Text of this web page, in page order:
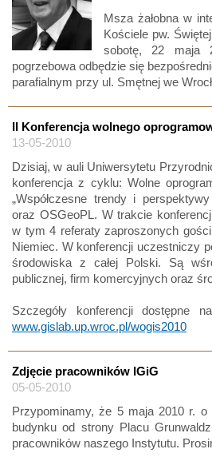
Msza żałobna w
Kościele pw.
sobotę, 22 maja
pogrzebowa odbędzie się
parafialnym przy ul. Smętnej we
II Konferencja wolnego
13-05-2010
Dzisiaj, w auli Uniwersytetu
konferencja z cyklu: Wolne
„Współczesne trendy i
oraz OSGeoPL. W trakcie
w tym 4 referaty zaproszonych
Niemiec. W konferencji uczestniczy
środowiska z całej Polski. Są
publicznej, firm komercyjnych oraz
Szczegóły konferencji dostępne
www.gislab.up.wroc.pl/wogis2010
Zdjęcie pracowników IGiG
05-05-2010
Przypominamy, że 5 maja 2010 r.
budynku od strony Placu
pracowników naszego Instytutu.